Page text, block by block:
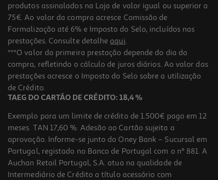
Macbook Pro 14' Apple (m5 Max/36gb/2tb Silver)
4899.99 €/un
4.899,99 €
produtos assinalados na Loja de valor igual ou superior a
75€. Ao valor da compra acresce Comissão de
Formalização até 6% e Imposto do Selo, incluídos nas
prestações. Consulte detalhe aqui.
***O valor da primeira prestação depende do dia da
compra, refletindo o cálculo de juros diários. Ao valor das
prestações acresce o Imposto do Selo sobre a utilização
de Crédito.
TAEG DO CARTÃO DE CRÉDITO: 18,4 %
Exemplo para um limite de crédito de 1.500€ pago em 12
meses. TAN 17,60 %. Adesão ao Cartão sujeita a
aprovação. Informe-se junto do Oney Bank – Sucursal em
Portugal, registado no Banco de Portugal com o nº 881. A
Auchan Retail Portugal, S.A. atua na qualidade de
Intermediário de Crédito a título acessório com